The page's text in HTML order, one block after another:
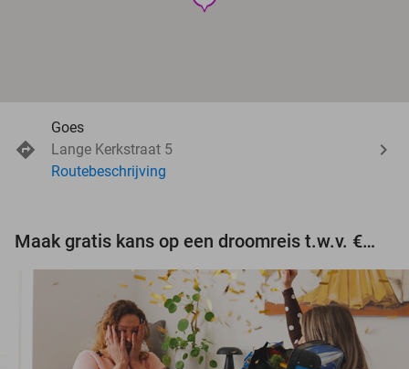
Goes
Lange Kerkstraat 5
Routebeschrijving
Maak gratis kans op een droomreis t.w.v. €3.000!